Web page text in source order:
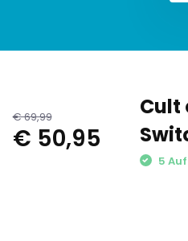
€ 69,99
€ 50,95
Cult
5